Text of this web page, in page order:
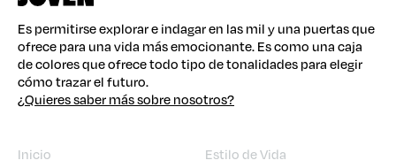
Es permitirse explorar e indagar en las mil y una puertas que
ofrece para una vida más emocionante. Es como una caja
de colores que ofrece todo tipo de tonalidades para elegir
cómo trazar el futuro.
¿Quieres saber más sobre nosotros?
Inicio
Estilo de Vida